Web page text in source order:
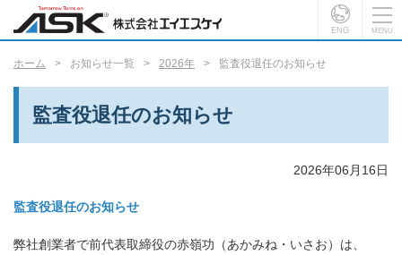
ENG
ホーム お知らせ一覧 2026年 監査役退任のお知らせ
監査役退任のお知らせ
2026年06月16日
監査役退任のお知らせ
弊社創業者で前代表取締役の赤嶺功（あかみね・いさお）は、